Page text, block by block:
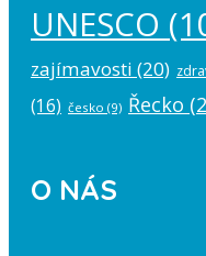
UNESCO
zajímavosti (20)
(16) česko (9) Řecko
O NÁS